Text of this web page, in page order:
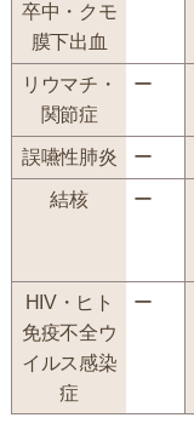
卒中・クモ
膜下出血
リウマチ・
関節症
ー
誤嚥性肺炎 ー
結核 ー
HIV・ヒト
免疫不全ウ
イルス感染
症
ー